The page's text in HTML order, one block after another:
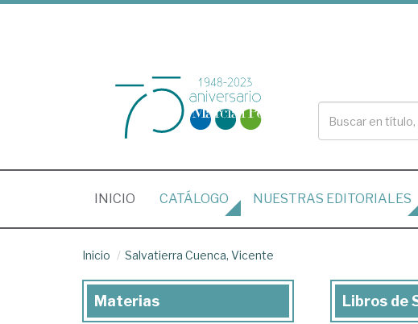
INICIO (CURRENT)
CATÁLOGO NUESTRAS EDITORIALES
Inicio Salvatierra Cuenca, Vicente
Libros
Libros de
Materias